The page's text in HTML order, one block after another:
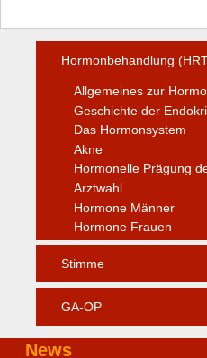
Hormonbehandlung
Allgemeines zur
Geschichte der
Das Hormonsystem
Akne
Hormonelle Prägung
Arztwahl
Hormone Männer
Hormone Frauen
Stimme
GA-OP
News